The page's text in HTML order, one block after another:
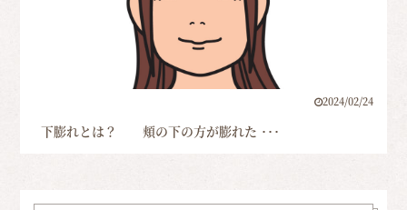
2024/02/24
下膨れとは？ 頬の下の方が膨れた ･･･